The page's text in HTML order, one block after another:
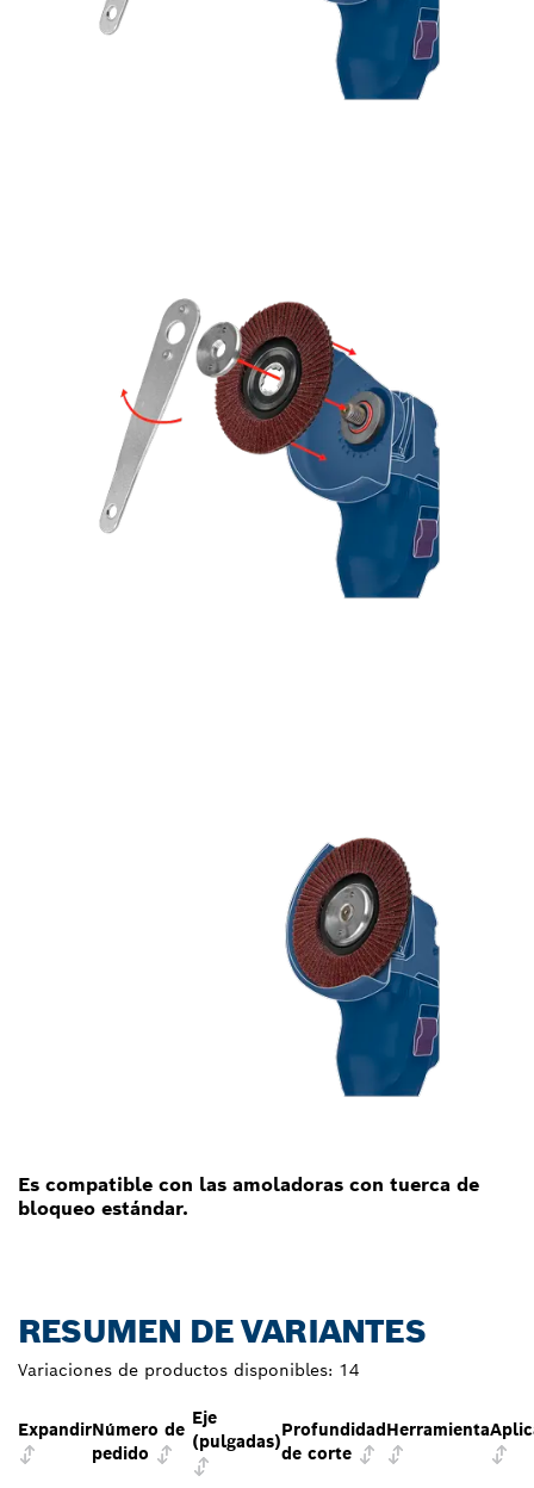
Es compatible con las amoladoras con tuerca de
bloqueo estándar.
RESUMEN DE VARIANTES
Variaciones de productos disponibles: 14
ExpandirNúmero de
pedido
Eje
(pulgadas)
Profundidad
de corte
Herramienta